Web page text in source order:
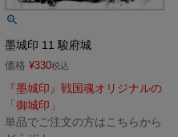
墨城印 11 駿府城
価格 ¥330税込
『墨城印』戦国魂オリジナルの
「御城印」
単品でご注文の方はこちらから